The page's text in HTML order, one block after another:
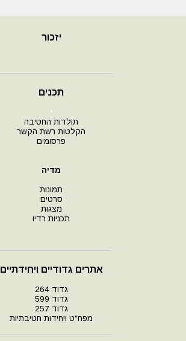
יזכור
תכנים
י
תולדות החטיבה
הקלטות רשת הקשר
פרסומים
מדיה
תמונות
סרטים
מצגות
תכניות רדיו
אתרים גדודיים ויחידתיים
גדוד 264
גדוד 599
גדוד 257
מפח"ט ויחידות חטיבתיות